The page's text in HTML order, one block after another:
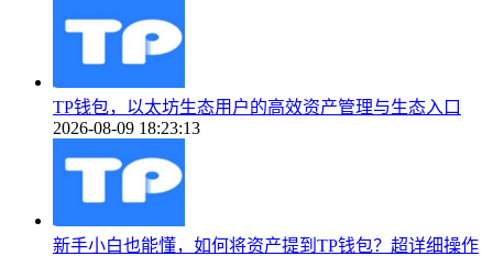
TP钱包，以太坊生态用户的高效资产管理与生态入口
2026-08-09 18:23:13
新手小白也能懂，如何将资产提到TP钱包？超详细操作